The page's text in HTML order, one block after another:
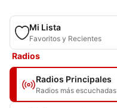
Mi Lista
Favoritos y Recientes
Radios
Radios Principales
Radios más escuchadas